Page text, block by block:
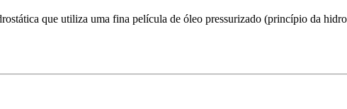
que utiliza uma fina película de óleo pressurizado (princípio da